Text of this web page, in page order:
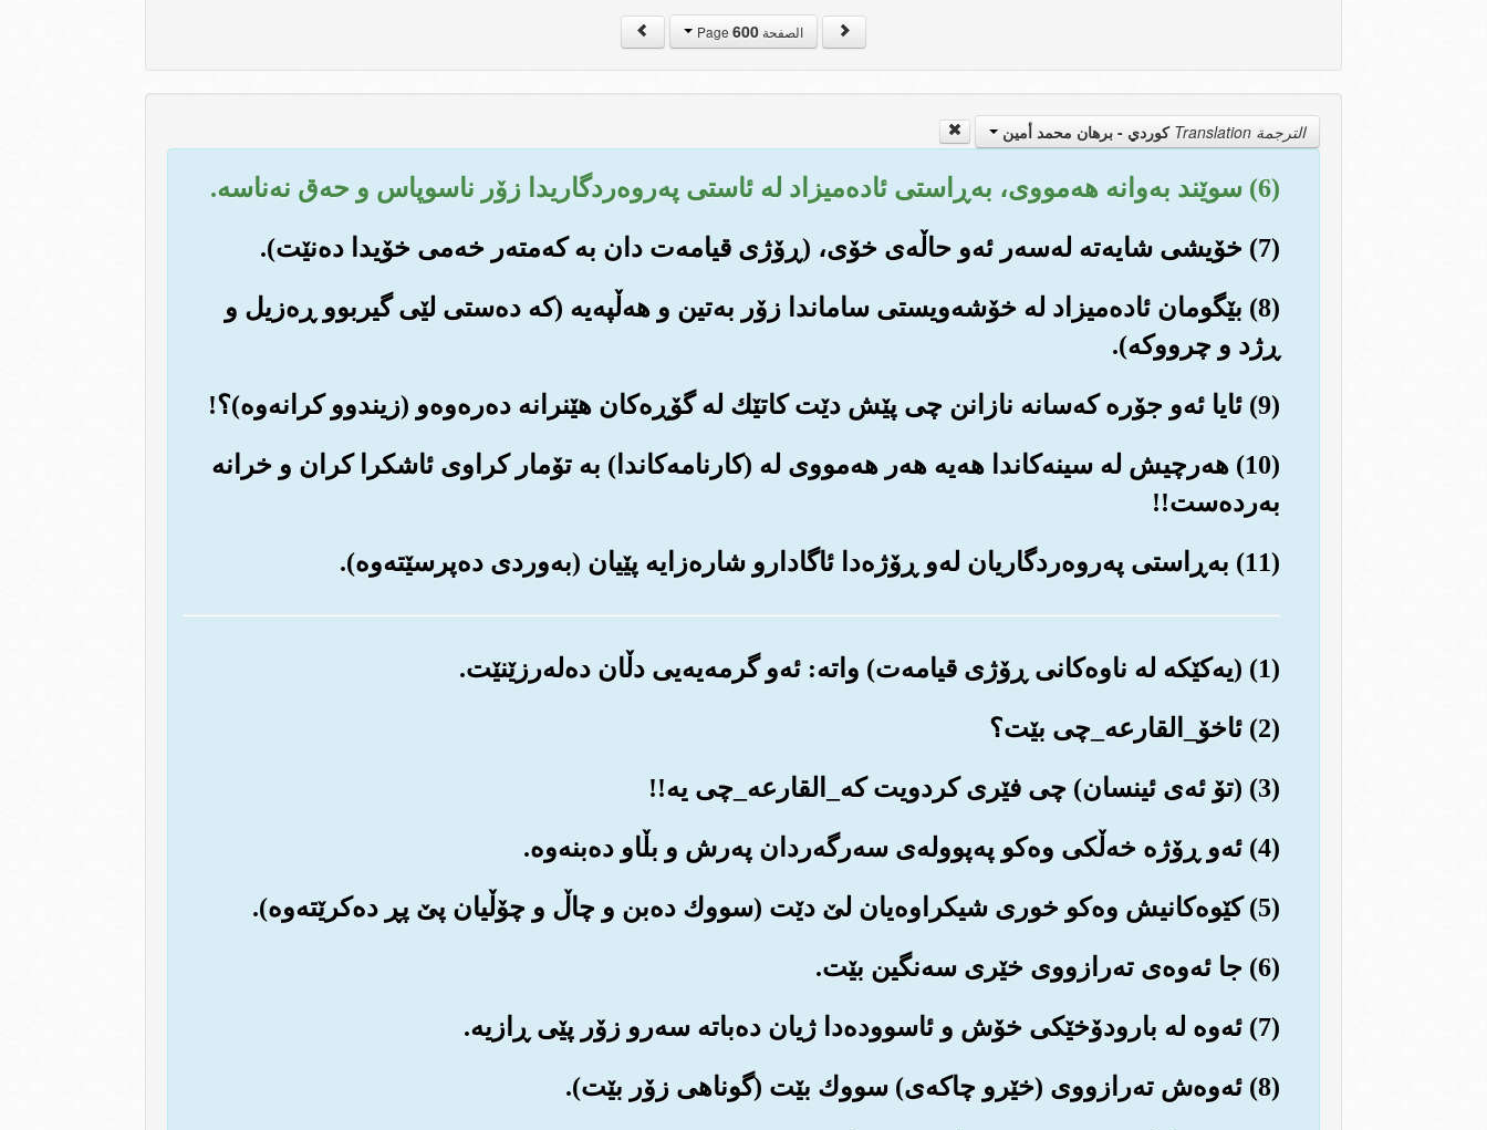
الصفحة Page600
الترجمة Translation كوردي - برهان محمد أمين
(6) سوێند به‌وانه هه‌مووی، به‌ڕاستی ئاده‌میزاد له ئاستی په‌روه‌ردگاریدا زۆر ناسوپاس و حه‌ق نه‌ناسه‌.
(7) خۆیشی شایه‌ته له‌سه‌ر ئه‌و حاڵه‌ی خۆی، (ڕۆژی قیامه‌ت دان به که‌مته‌ر خه‌می خۆیدا ده‌نێت).
(8) بێگومان ئاده‌میزاد له خۆشه‌ویستی ساماندا زۆر به‌تین و هه‌ڵپه‌یه (که ده‌ستی لێی گیربوو ڕه‌زیل و
ڕژد و چرووکه‌).
(9) ئایا ئه‌و جۆره که‌سانه نازانن چی پێش دێت کاتێك له گۆڕه‌کان هێنرانه ده‌ره‌وه‌و (زیندوو کرانه‌وه‌)؟!
(10) هه‌رچیش له سینه‌کاندا هه‌یه هه‌ر هه‌مووی له (کارنامه‌کاندا) به تۆمار کراوی ئاشکرا کران و خرانه
به‌رده‌ست!!
(11) به‌ڕاستی په‌روه‌ردگاریان له‌و ڕۆژه‌دا ئاگادارو شاره‌زایه پێیان (به‌وردی ده‌پرسێته‌وه‌).
(1) (یه‌کێکه له ناوه‌کانی ڕۆژی قیامه‌ت) واته‌: ئه‌و گرمه‌یه‌یی دڵان ده‌له‌رزێنێت.
(2) ئاخۆ_القارعه‌_چی بێت؟
(3) (تۆ ئه‌ی ئینسان) چی فێری کردویت که‌_القارعه‌_چی یه‌!!
(4) ئه‌و ڕۆژه خه‌ڵکی وه‌کو په‌پووله‌ی سه‌رگه‌ردان په‌رش و بڵاو ده‌بنه‌وه‌.
(5) کێوه‌کانیش وه‌کو خوری شیکراوه‌یان لێ دێت (سووك ده‌بن و چاڵ و چۆڵیان پێ پڕ ده‌کرێته‌وه‌).
(6) جا ئه‌وه‌ی ته‌رازووی خێری سه‌نگین بێت.
(7) ئه‌وه له بارودۆخێکی خۆش و ئاسووده‌دا ژیان ده‌باته سه‌رو زۆر پێی ڕازیه‌.
(8) ئه‌وه‌ش ته‌رازووی (خێرو چاکه‌ی) سووك بێت (گوناهی زۆر بێت).